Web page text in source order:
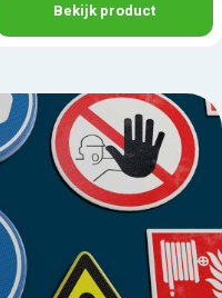
Bekijk product